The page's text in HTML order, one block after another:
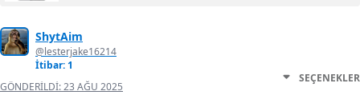
ShytAim
@lesterjake16214
İtibar: 1
GÖNDERILDI:23 AĞU 2025
SEÇENEKLER